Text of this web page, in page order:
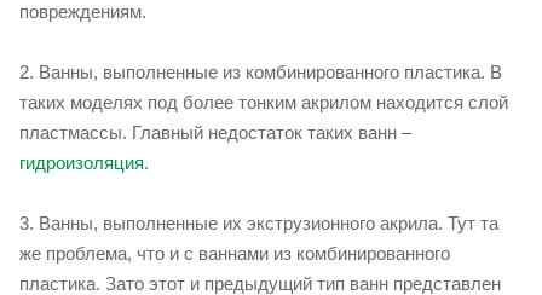
повреждениям.
2. Ванны, выполненные из комбинированного пластика. В
таких моделях под более тонким акрилом находится слой
пластмассы. Главный недостаток таких ванн –
гидроизоляция.
3. Ванны, выполненные их экструзионного акрила. Тут та
же проблема, что и с ваннами из комбинированного
пластика. Зато этот и предыдущий тип ванн представлен